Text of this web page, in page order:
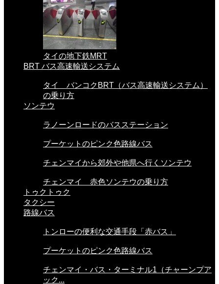
タイの地下鉄MRT
BRT バス高速輸送システム
タイ バンコクBRT（バス高速輸送システム）
の乗り方
ソンテウ
ラノーンロードのバスステーション
プーケットのピンク色路線バス
チェンマイから郊外や他県へ行くソンテウ
チェンマイ 赤色ソンテウの乗り方
トゥクトゥク
タクシー
路線バス
トンローの便利な交通手段「赤バス」
プーケットのピンク色路線バス
チェンマイ・バス・ターミナル1（チャーンプア
ック...